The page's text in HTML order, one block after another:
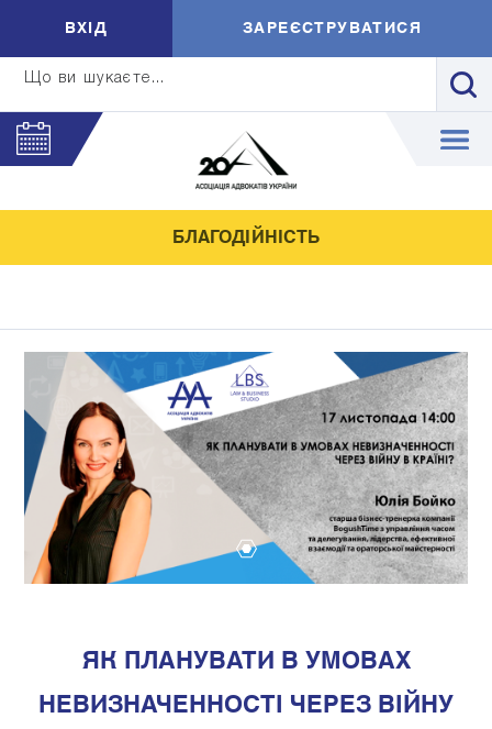
Що ви шукаєте...
ВXIД ЗАРЕЄСТРУВАТИСЯ
БЛАГОДІЙНІСТЬ
ЯК ПЛАНУВАТИ В УМОВАХ
НЕВИЗНАЧЕННОСТІ ЧЕРЕЗ ВІЙНУ